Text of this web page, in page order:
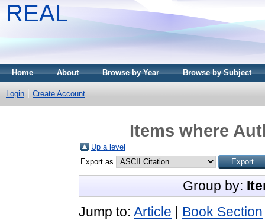
REAL
Home About Browse by Year Browse by Subject
Login Create Account
Items where
Up a level
Export as
Group by:
Jump to: Article | Book Section